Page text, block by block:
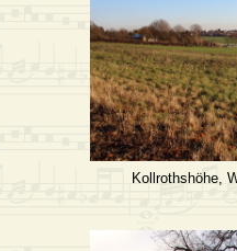
Kollrothshöhe,